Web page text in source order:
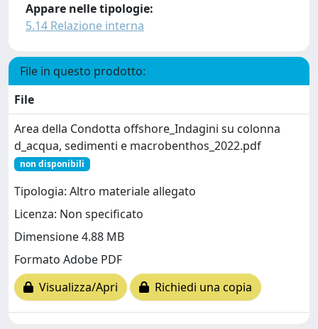
Appare nelle tipologie:
5.14 Relazione interna
File in questo prodotto:
File
Area della Condotta offshore_Indagini su colonna
d_acqua, sedimenti e macrobenthos_2022.pdf
non disponibili
Tipologia: Altro materiale allegato
Licenza: Non specificato
Dimensione 4.88 MB
Formato Adobe PDF
Visualizza/Apri
Richiedi una copia